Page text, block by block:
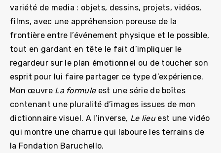
variété de media : objets, dessins, projets, vidéos,
films, avec une appréhension poreuse de la
frontière entre l’événement physique et le possible,
tout en gardant en tête le fait d’impliquer le
regardeur sur le plan émotionnel ou de toucher son
esprit pour lui faire partager ce type d’expérience.
Mon œuvre La formuleest une série de boîtes
contenant une pluralité d’images issues de mon
dictionnaire visuel. A l’inverse, Le lieuest une vidéo
qui montre une charrue qui laboure les terrains de
la Fondation Baruchello.